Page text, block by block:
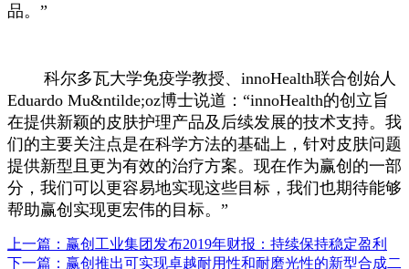
品。”
科尔多瓦大学免疫学教授、innoHealth联合创始人
Eduardo Mu&ntilde;oz博士说道：“innoHealth的创立旨
在提供新颖的皮肤护理产品及后续发展的技术支持。我
们的主要关注点是在科学方法的基础上，针对皮肤问题
提供新型且更为有效的治疗方案。现在作为赢创的一部
分，我们可以更容易地实现这些目标，我们也期待能够
帮助赢创实现更宏伟的目标。”
上一篇：赢创工业集团发布2019年财报：持续保持稳定盈利
下一篇：赢创推出可实现卓越耐用性和耐磨光性的新型合成二